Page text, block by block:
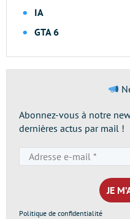
IA
GTA 6
Abonnez-vous à notre
dernières actus par mail !
Politique de confidentialité